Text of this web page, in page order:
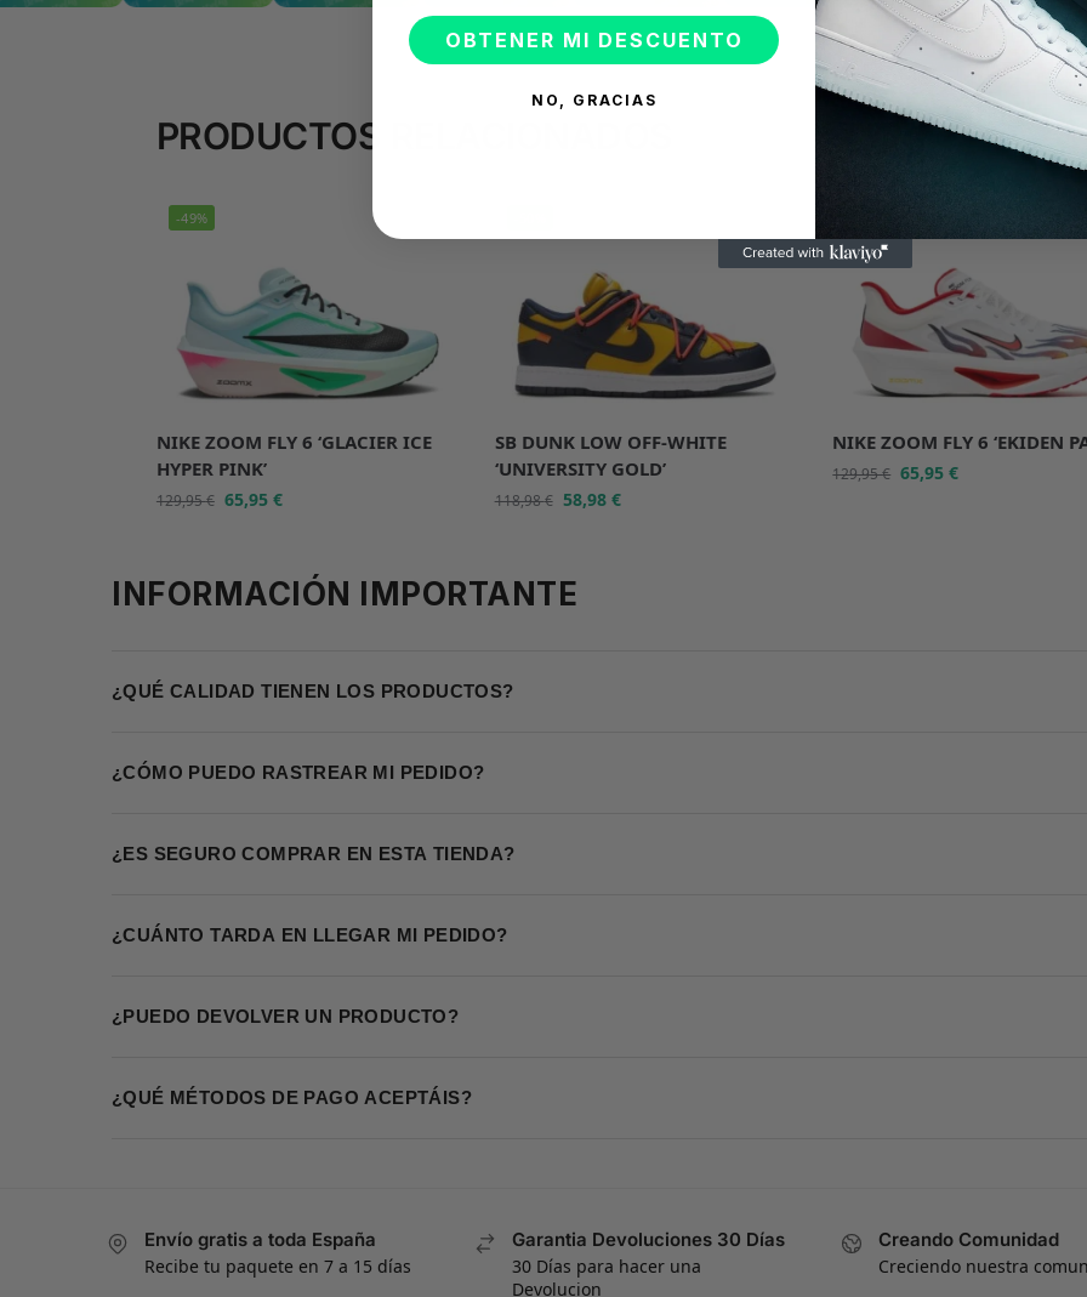
PRODUCTOS RELACIONADOS
-49%
NIKE ZOOM FLY 6 ‘GLACIER ICE
HYPER PINK’
129,95€ 65,95 €
SB DUNK LOW OFF-WHITE
‘UNIVERSITY GOLD’
118,98€ 58,98 €
NIKE ZOOM FLY 6 ‘EKIDEN
129,95€ 65,95€
INFORMACIÓN IMPORTANTE
¿QUÉ CALIDAD TIENEN LOS PRODUCTOS?
¿CÓMO PUEDO RASTREAR MI PEDIDO?
¿ES SEGURO COMPRAR EN ESTA TIENDA?
¿CUÁNTO TARDA EN LLEGAR MI PEDIDO?
¿PUEDO DEVOLVER UN PRODUCTO?
¿QUÉ MÉTODOS DE PAGO ACEPTÁIS?
Envío gratis a toda España
Recibe tu paquete en 7 a 15 días
Garantia Devoluciones 30 Días
30 Días para hacer una
Devolucion
Creando Comunidad
Creciendo nuestra
OBTENER MI DESCUENTO
NO, GRACIAS